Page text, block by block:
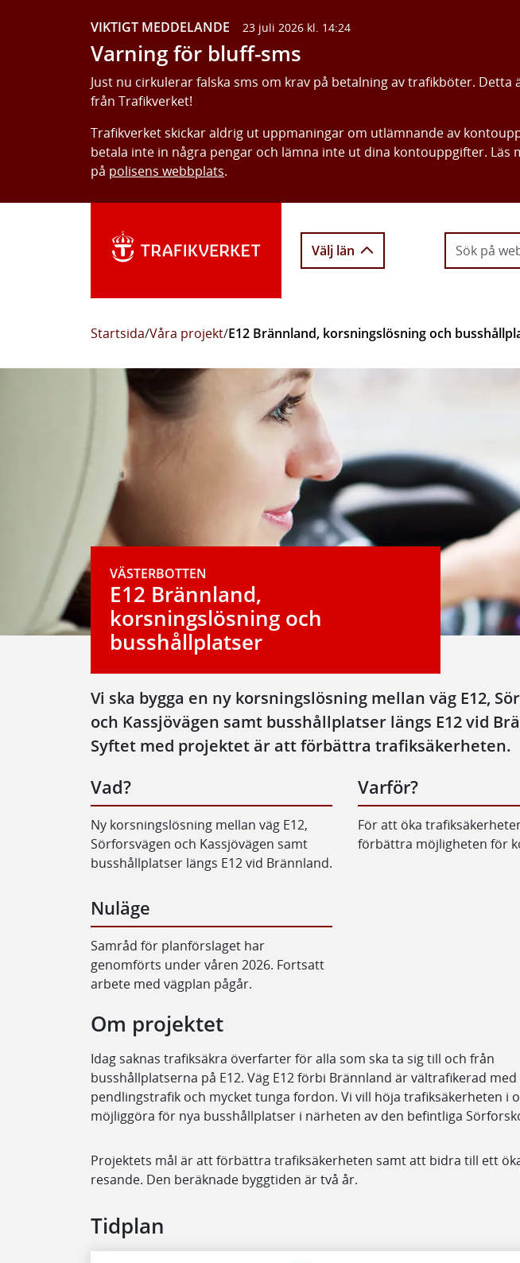
VIKTIGT MEDDELANDE 23 juli 2026 kl. 14:24
Varning för bluff-sms
Just nu cirkulerar falska sms om krav på betalning av trafikböter.
från Trafikverket!
Trafikverket skickar aldrig ut uppmaningar om utlämnande av
betala inte in några pengar och lämna inte ut dina kontouppgifter. Läs
på polisens webbplats.
Välj län
Startsida/Våra projekt/E12 Brännland, korsningslösning och
VÄSTERBOTTEN
E12 Brännland,
korsningslösning och
busshållplatser
Vi ska bygga en ny korsningslösning mellan väg E12,
och Kassjövägen samt busshållplatser längs E12 vid
Syftet med projektet är att förbättra trafiksäkerheten.
Vad?
Ny korsningslösning mellan väg E12,
Sörforsvägen och Kassjövägen samt
busshållplatser längs E12 vid Brännland.
Varför?
För att öka
förbättra möjligheten för
Nuläge
Samråd för planförslaget har
genomförts under våren 2026. Fortsatt
arbete med vägplan pågår.
Om projektet
Idag saknas trafiksäkra överfarter för alla som ska ta sig till och från
busshållplatserna på E12. Väg E12 förbi Brännland är vältrafikerad
pendlingstrafik och mycket tunga fordon. Vi vill höja trafiksäkerheten i
möjliggöra för nya busshållplatser i närheten av den befintliga
Projektets mål är att förbättra trafiksäkerheten samt att bidra till ett
resande. Den beräknade byggtiden är två år.
Tidplan